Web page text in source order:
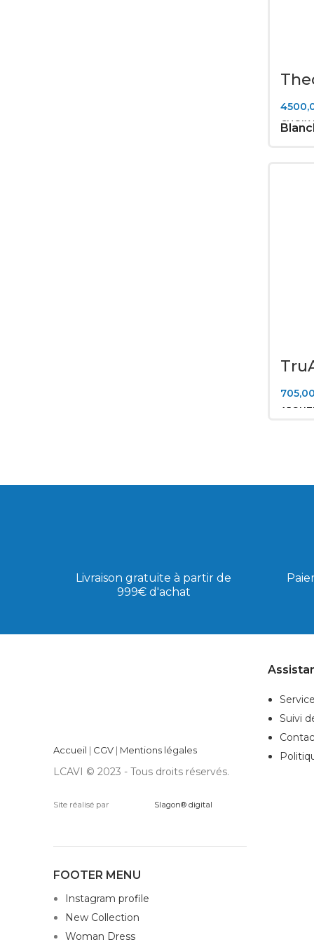
SR-
CHOIX
Blanc
705,00
Livraison gratuite à partir de
999€ d'achat
Accueil | CGV | Mentions légales
LCAVI © 2023 - Tous droits réservés.
Site réalisé par Slagon® digital
FOOTER MENU
Instagram profile
New Collection
Woman Dress
Suivi